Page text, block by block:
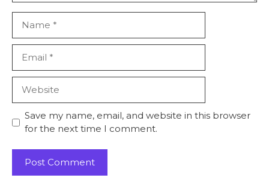
Save my name, email, and website in this browser
for the next time I comment.